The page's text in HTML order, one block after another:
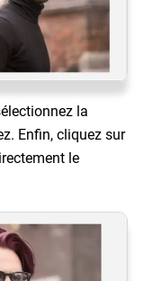
la
Enfin, cliquez sur
le